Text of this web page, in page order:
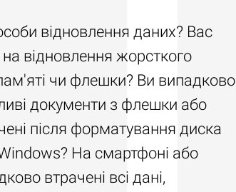
відновлення даних? Вас
на відновлення жорсткого
чи флешки? Ви випадково
документи з флешки або
після форматування диска
Windows? На смартфоні або
втрачені всі дані,